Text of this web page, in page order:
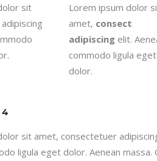
sit
Lorem ipsum dolor
amet, consect
adipiscingelit.
commodo ligula eget
dolor.
sit amet, consectetuer
ligula eget dolor. Aenean massa.